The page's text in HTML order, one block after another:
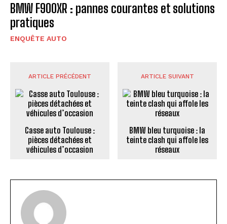
BMW F900XR : pannes courantes et solutions
pratiques
ENQUÊTE AUTO
ARTICLE PRÉCÉDENT
Casse auto Toulouse :
pièces détachées et
véhicules d’occasion
ARTICLE SUIVANT
BMW bleu turquoise : la
teinte clash qui affole les
réseaux